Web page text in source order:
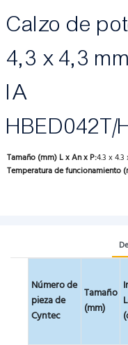
Calzo de
4,3 x 4,3
IA
HBED042T/
Tamaño (mm) L x An x P:4.3 x 4.3
Temperatura de funcionamiento
Número de
pieza de
Cyntec
Tamaño
(mm)